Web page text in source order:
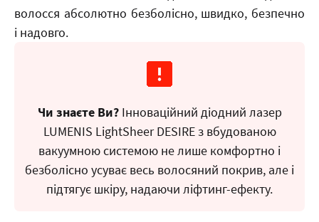
волосся абсолютно безболісно, швидко, безпечно
і надовго.
Чи знаєте Ви?Інноваційний діодний лазер
LUMENIS LightSheer DESIRE з вбудованою
вакуумною системою не лише комфортно і
безболісно усуває весь волосяний покрив, але і
підтягує шкіру, надаючи ліфтинг-ефекту.